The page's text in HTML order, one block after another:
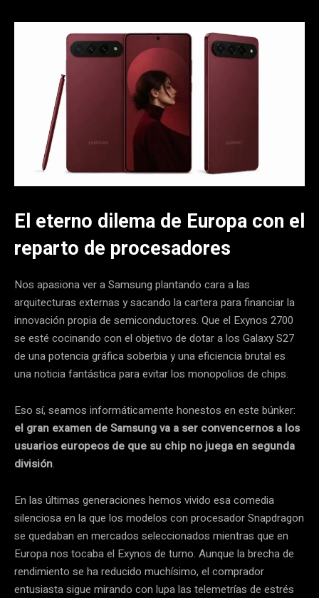
El eterno dilema de Europa con el
reparto de procesadores
Nos apasiona ver a Samsung plantando cara a las
arquitecturas externas y sacando la cartera para financiar la
innovación propia de semiconductores. Que el Exynos 2700
se esté cocinando con el objetivo de dotar a los Galaxy S27
de una potencia gráfica soberbia y una eficiencia brutal es
una noticia fantástica para evitar los monopolios de chips.
Eso sí, seamos informáticamente honestos en este búnker:
el gran examen de Samsung va a ser convencernos a los
usuarios europeos de que su chip no juega en segunda
división.
En las últimas generaciones hemos vivido esa comedia
silenciosa en la que los modelos con procesador Snapdragon
se quedaban en mercados seleccionados mientras que en
Europa nos tocaba el Exynos de turno. Aunque la brecha de
rendimiento se ha reducido muchísimo, el comprador
entusiasta sigue mirando con lupa las telemetrías de estrés